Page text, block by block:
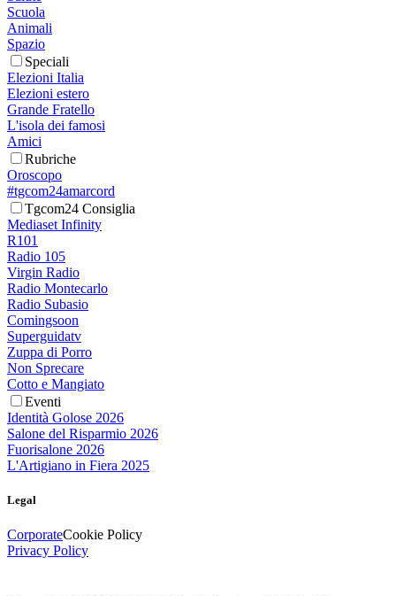
Scuola
Animali
Spazio
Speciali
Elezioni Italia
Elezioni estero
Grande Fratello
L'isola dei famosi
Amici
Rubriche
Oroscopo
#tgcom24amarcord
Tgcom24 Consiglia
Mediaset Infinity
R101
Radio 105
Virgin Radio
Radio Montecarlo
Radio Subasio
Comingsoon
Superguidatv
Zuppa di Porro
Non Sprecare
Cotto e Mangiato
Eventi
Identità Golose 2026
Salone del Risparmio 2026
Fuorisalone 2026
L'Artigiano in Fiera 2025
Legal
CorporateCookie Policy
Privacy Policy